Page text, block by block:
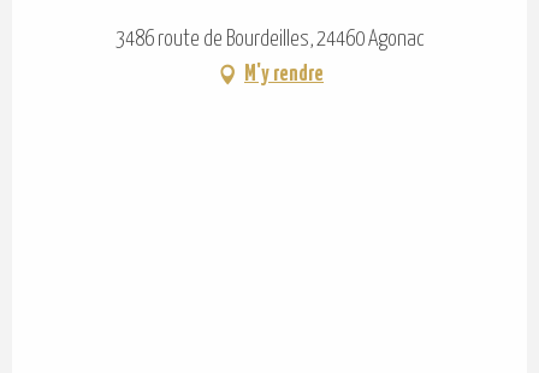
3486 route de Bourdeilles, 24460 Agonac
M'y rendre